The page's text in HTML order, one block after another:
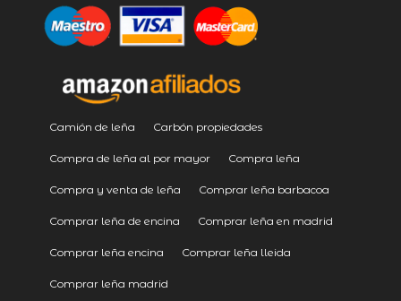
Camión de leña Carbón propiedades
Compra de leña al por mayor Compra leña
Compra y venta de leña Comprar leña barbacoa
Comprar leña de encina Comprar leña en madrid
Comprar leña encina Comprar leña lleida
Comprar leña madrid